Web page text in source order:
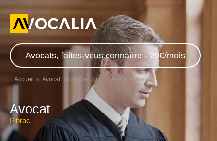
Avocats, faites-vous connaître - 29€/mois
Accueil Avocat Haute-Garonne Avocat Pibrac
Avocat
Pibrac